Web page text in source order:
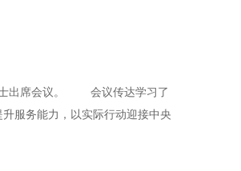
士出席会议。 会议传达学习了
服务能力，以实际行动迎接中央